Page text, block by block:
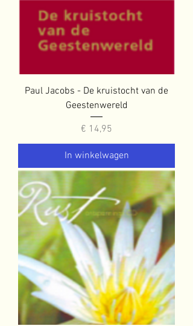
Paul Jacobs - De kruistocht van de
Geestenwereld
Prijs
€ 14,95
In winkelwagen